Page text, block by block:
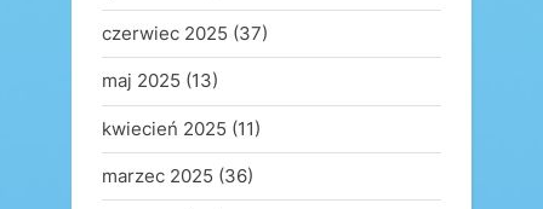
czerwiec 2025 (37)
maj 2025 (13)
kwiecień 2025 (11)
marzec 2025 (36)